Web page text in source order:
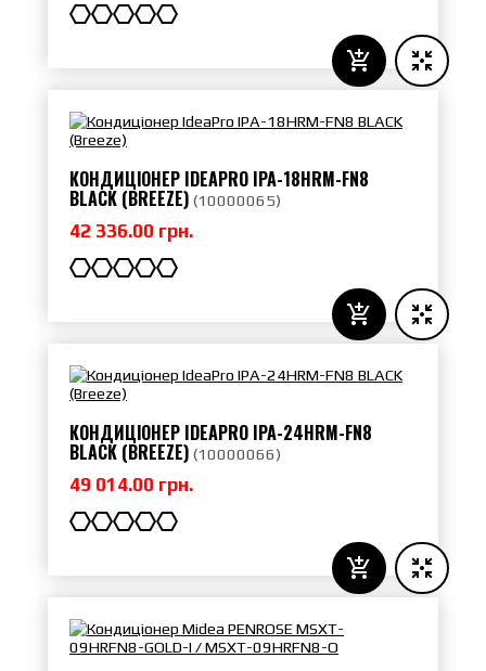
КОНДИЦІОНЕР IDEAPRO IPA-18HRM-FN8
BLACK (BREEZE) (10000065)
42 336.00 грн.
КОНДИЦІОНЕР IDEAPRO IPA-24HRM-FN8
BLACK (BREEZE) (10000066)
49 014.00 грн.